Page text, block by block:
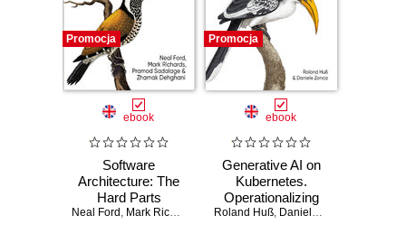
Promocja
ebook
Software
Architecture: The
Hard Parts
Neal Ford , Mark Richards Pramod Sadalage
Promocja
ebook
Generative AI on
Kubernetes.
Operationalizing
Large Language
Roland Huß, Daniele Zonca